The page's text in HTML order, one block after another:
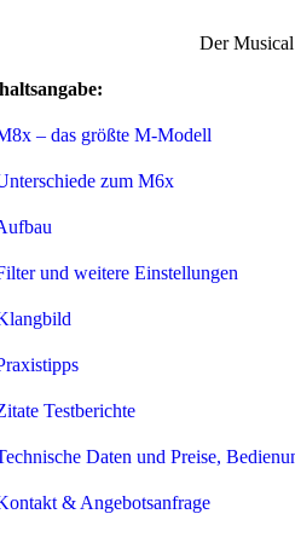
Der
– das größte M-Modell
zum M6x
und weitere Einstellungen
Testberichte
Daten und Preise,
& Angebotsanfrage